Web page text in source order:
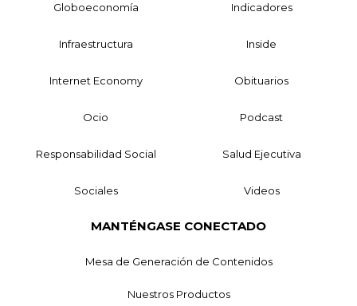
Globoeconomía Indicadores
Infraestructura Inside
Internet Economy Obituarios
Ocio Podcast
Responsabilidad Social Salud Ejecutiva
Sociales Videos
MANTÉNGASE CONECTADO
Mesa de Generación de Contenidos
Nuestros Productos